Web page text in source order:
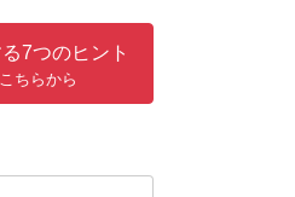
7つのヒント
ちらから